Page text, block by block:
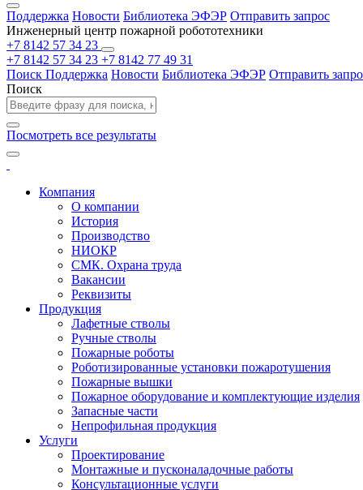
Поддержка Новости Библиотека ЭФЭР Отправить запрос
Инженерный центр пожарной робототехники
+7 8142 57 34 23
+7 8142 57 34 23 +7 8142 77 49 31
Поиск Поддержка Новости Библиотека ЭФЭР Отправить
Поиск
Посмотреть все результаты
Компания
О компании
История
Производство
НИОКР
СМК. Охрана труда
Вакансии
Реквизиты
Продукция
Лафетные стволы
Ручные стволы
Пожарные роботы
Роботизированные установки пожаротушения
Пожарные вышки
Пожарное оборудование и комплектующие изделия
Запасные части
Непрофильная продукция
Услуги
Проектирование
Монтажные и пусконаладочные работы
Консультационные услуги